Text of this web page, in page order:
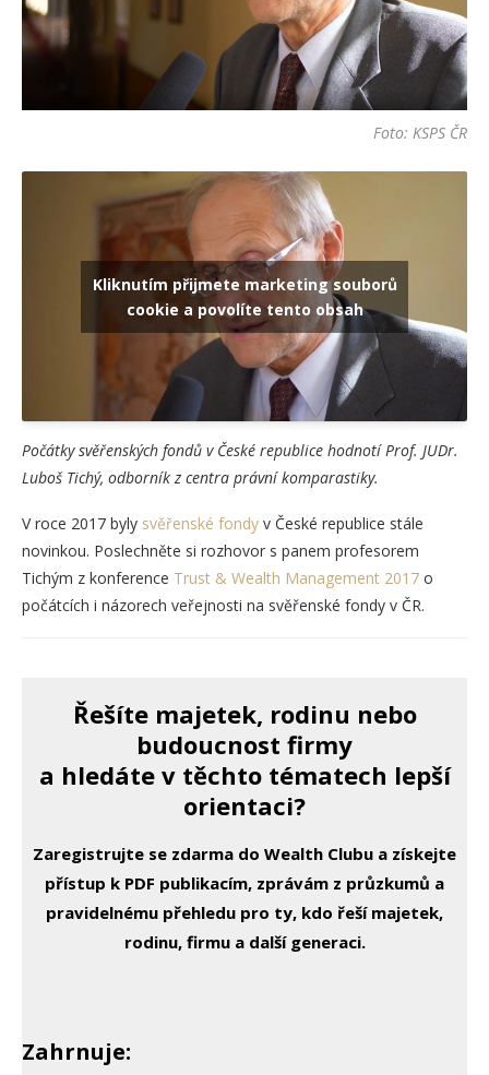
Foto: KSPS ČR
Kliknutím přijmete marketing souborů
cookie a povolíte tento obsah
Počátky svěřenských fondů v České republice hodnotí Prof. JUDr.
Luboš Tichý, odborník z centra právní komparastiky.
V roce 2017 byly svěřenské fondy v České republice stále
novinkou. Poslechněte si rozhovor s panem profesorem
Tichým z konference Trust & Wealth Management 2017 o
počátcích i názorech veřejnosti na svěřenské fondy v ČR.
Řešíte majetek, rodinu nebo
budoucnost firmy
a hledáte v těchto tématech lepší
orientaci?
Zaregistrujte se zdarma do Wealth Clubu a získejte
přístup k PDF publikacím, zprávám z průzkumů a
pravidelnému přehledu pro ty, kdo řeší majetek,
rodinu, firmu a další generaci.
Zahrnuje: